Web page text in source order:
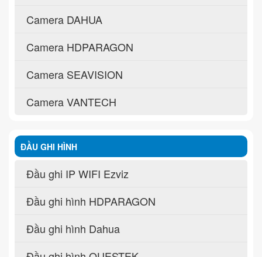
Camera DAHUA
Camera HDPARAGON
Camera SEAVISION
Camera VANTECH
ĐẦU GHI HÌNH
Đầu ghi IP WIFI Ezviz
Đầu ghi hình HDPARAGON
Đầu ghi hình Dahua